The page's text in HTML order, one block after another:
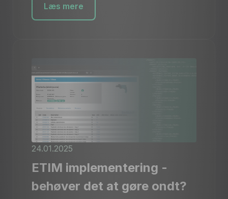
Læs mere
24.01.2025
ETIM implementering -
behøver det at gøre ondt?